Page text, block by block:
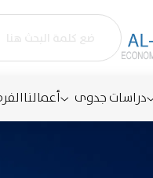
دراسات جدوى أعمالنا